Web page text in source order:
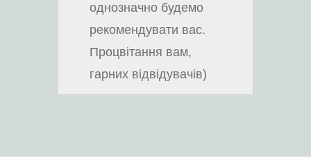
однозначно будемо
рекомендувати вас.
Процвітання вам,
гарних відвідувачів)